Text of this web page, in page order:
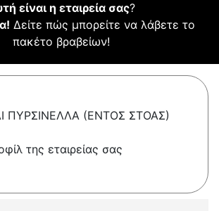
είναι η εταιρεία σας?
Δείτε πώς μπορείτε να λάβετε το
πακέτο βραβείων!
ΠΥΡΣΙΝΕΛΛΑ (ΕΝΤΟΣ ΣΤΟΑΣ)
της εταιρείας σας